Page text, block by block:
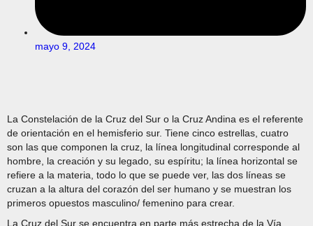
mayo 9, 2024
La Constelación de la Cruz del Sur o la Cruz Andina es el referente
de orientación en el hemisferio sur. Tiene cinco estrellas, cuatro
son las que componen la cruz, la línea longitudinal corresponde al
hombre, la creación y su legado, su espíritu; la línea horizontal se
refiere a la materia, todo lo que se puede ver, las dos líneas se
cruzan a la altura del corazón del ser humano y se muestran los
primeros opuestos masculino/ femenino para crear.
La Cruz del Sur se encuentra en parte más estrecha de la Vía